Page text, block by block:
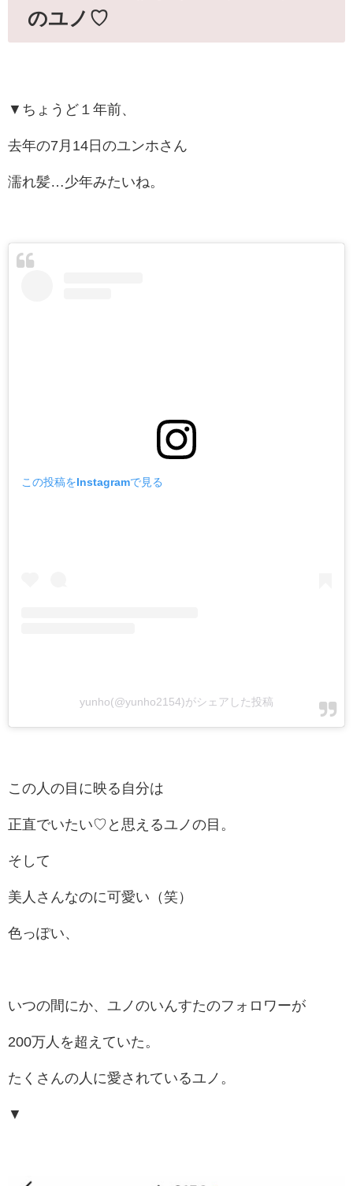
のユノ♡
▼ちょうど１年前、
去年の7月14日のユンホさん
濡れ髪…少年みたいね。
この投稿をInstagramで見る
yunho(@yunho2154)がシェアした投稿
この人の目に映る自分は
正直でいたい♡と思えるユノの目。
そして
美人さんなのに可愛い（笑）
色っぽい、
いつの間にか、ユノのいんすたのフォロワーが
200万人を超えていた。
たくさんの人に愛されているユノ。
▼